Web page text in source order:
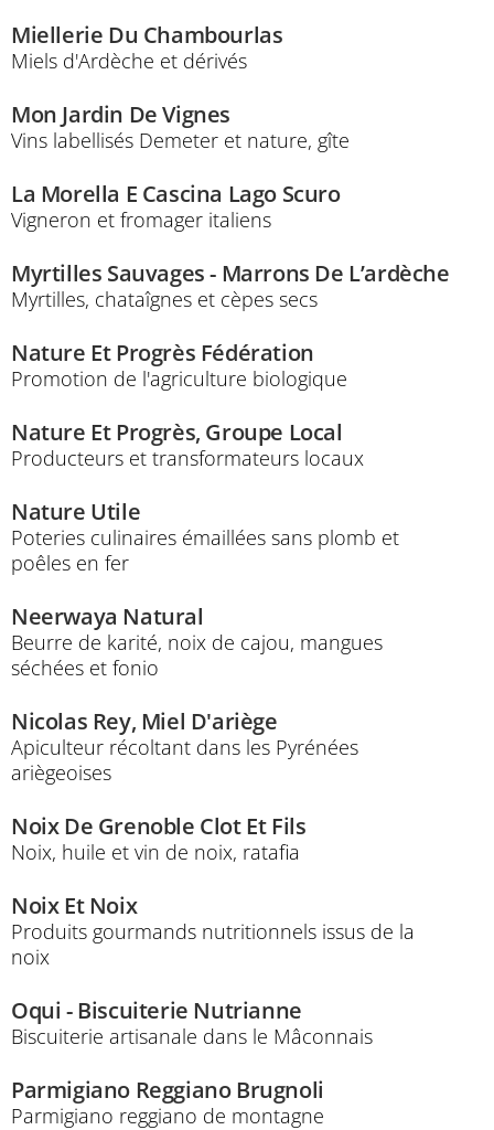
Miellerie Du Chambourlas
Miels d'Ardèche et dérivés
Mon Jardin De Vignes
Vins labellisés Demeter et nature, gîte
La Morella E Cascina Lago Scuro
Vigneron et fromager italiens
Myrtilles Sauvages - Marrons De L’ardèche
Myrtilles, chataîgnes et cèpes secs
Nature Et Progrès Fédération
Promotion de l'agriculture biologique
Nature Et Progrès, Groupe Local
Producteurs et transformateurs locaux
Nature Utile
Poteries culinaires émaillées sans plomb et
poêles en fer
Neerwaya Natural
Beurre de karité, noix de cajou, mangues
séchées et fonio
Nicolas Rey, Miel D'ariège
Apiculteur récoltant dans les Pyrénées
ariègeoises
Noix De Grenoble Clot Et Fils
Noix, huile et vin de noix, ratafia
Noix Et Noix
Produits gourmands nutritionnels issus de la
noix
Oqui - Biscuiterie Nutrianne
Biscuiterie artisanale dans le Mâconnais
Parmigiano Reggiano Brugnoli
Parmigiano reggiano de montagne